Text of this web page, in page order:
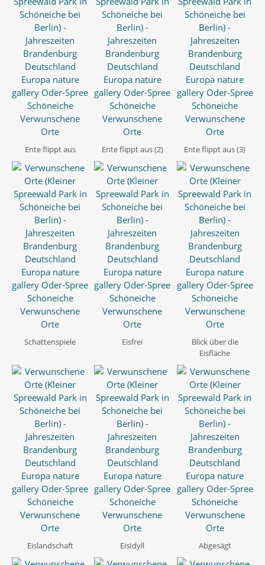
Ente flippt aus Ente flippt aus (2) Ente flippt aus (3)
Schattenspiele Eisfrei
Blick über die
Eisfläche
Eislandschaft EisIdyll Abgesägt